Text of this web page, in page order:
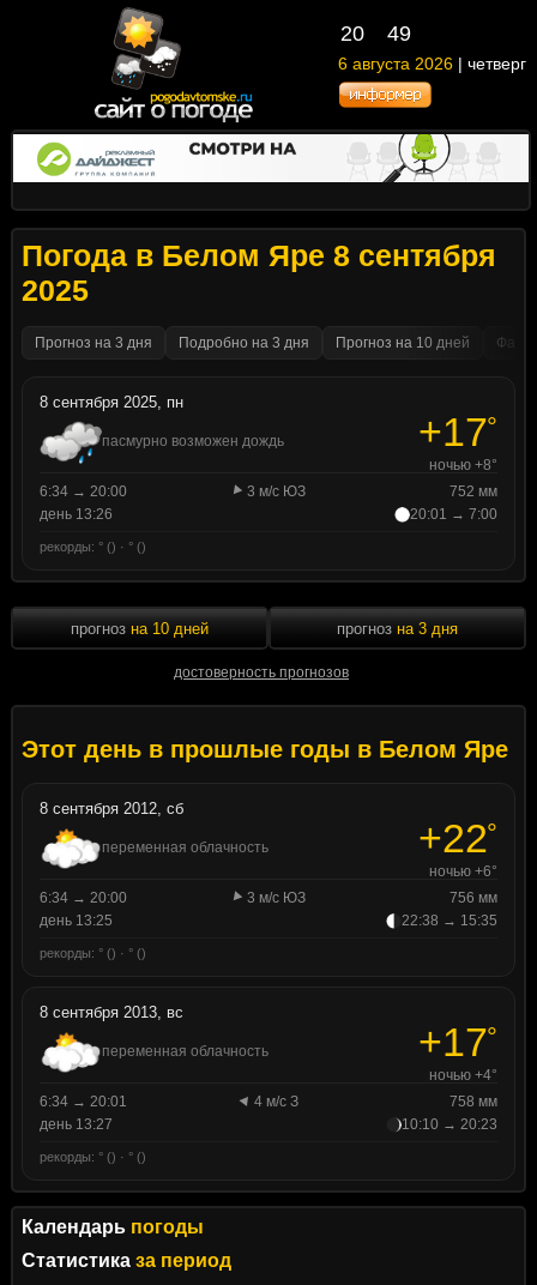
20 49
6 августа 2026 | четверг
Погода в Белом Яре 8 сентября
2025
Прогноз на 3 дня Подробно на 3 дня Прогноз на 10 дней
8 сентября 2025, пн
пасмурно возможен дождь +17°
ночью +8°
6:34 → 20:00
3 м/с ЮЗ
752 мм
день 13:26
20:01 → 7:00
рекорды: ° () · ° ()
прогноз на 10 дней
достоверность прогнозов
прогноз на 3 дня
Этот день в прошлые годы в Белом Яре
8 сентября 2012, сб
переменная облачность +22°
ночью +6°
6:34 → 20:00
3 м/с ЮЗ
756 мм
день 13:25
22:38 → 15:35
рекорды: ° () · ° ()
8 сентября 2013, вс
переменная облачность +17°
ночью +4°
6:34 → 20:01
4 м/с З
758 мм
день 13:27
10:10 → 20:23
рекорды: ° () · ° ()
Календарь погоды
Статистика за период